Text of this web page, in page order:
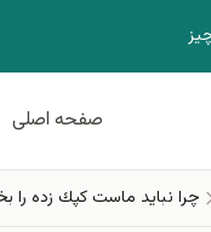
صفحه اصلی
چرا نبايد ماست كپك زده را